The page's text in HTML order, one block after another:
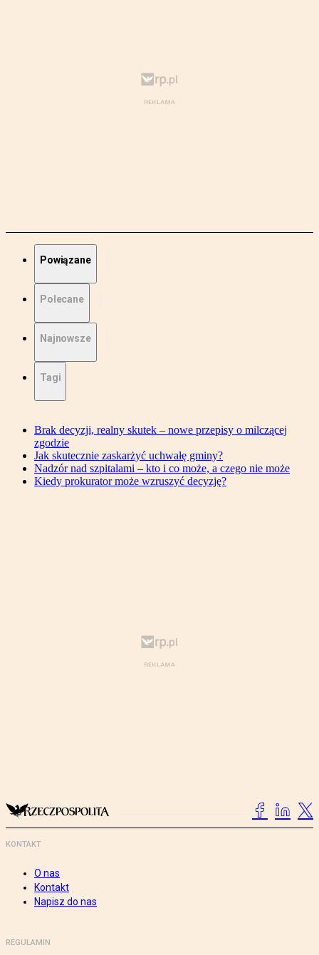
Powiązane
Polecane
Najnowsze
Tagi
Brak decyzji, realny skutek – nowe przepisy o milczącej
zgodzie
Jak skutecznie zaskarżyć uchwałę gminy?
Nadzór nad szpitalami – kto i co może, a czego nie może
Kiedy prokurator może wzruszyć decyzję?
KONTAKT
O nas
Kontakt
Napisz do nas
REGULAMIN